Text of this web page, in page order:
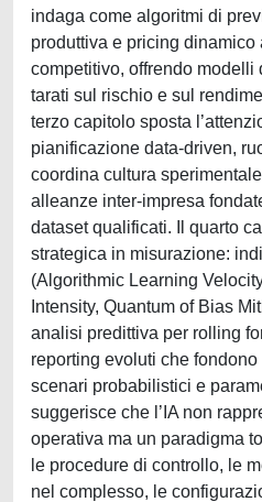
indaga come algoritmi di
produttiva e pricing
competitivo, offrendo
tarati sul rischio e sul
terzo capitolo sposta
pianificazione data-driven,
coordina cultura
alleanze inter-impresa
dataset qualificati. Il quarto
strategica in misurazione:
(Algorithmic Learning
Intensity, Quantum of Bias
analisi predittiva per rolling
reporting evoluti che
scenari probabilistici e
suggerisce che l’IA non
operativa ma un paradigma
le procedure di controllo, le
nel complesso, le